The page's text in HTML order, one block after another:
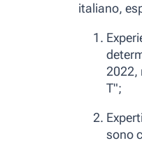
italiano,
2022,
T";
sono